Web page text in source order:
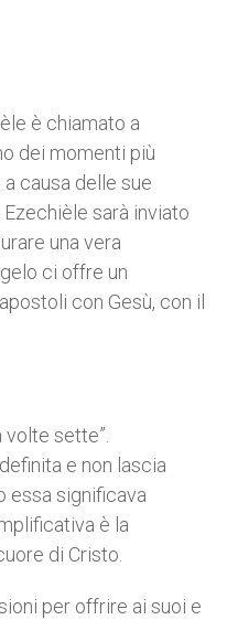
è chiamato a
dei momenti più
causa delle sue
sarà inviato
una vera
ci offre un
con Gesù, con il
volte sette”.
e non lascia
essa significava
è la
di Cristo.
per offrire ai suoi e